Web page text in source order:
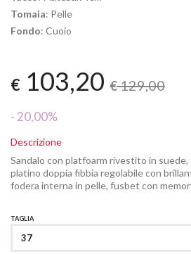
Tomaia: Pelle
Fondo: Cuoio
€ 103,20 €129,00
- 20,00%
Descrizione
Sandalo con platfoarm rivestito in suede,
platino doppia fibbia regolabile con
fodera interna in pelle, fusbet con
TAGLIA
37